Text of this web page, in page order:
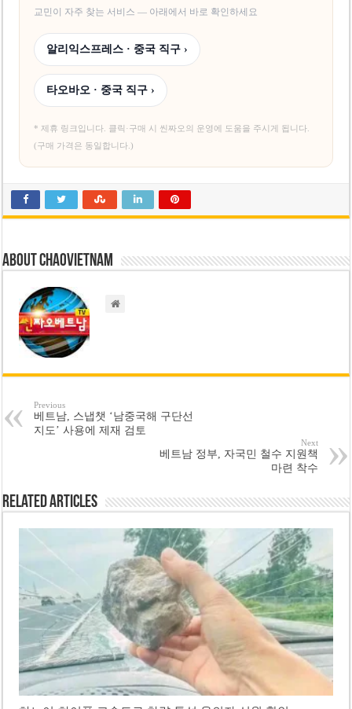
교민이 자주 찾는 서비스 — 아래에서 바로 확인하세요
알리익스프레스 · 중국 직구 ›
타오바오 · 중국 직구 ›
* 제휴 링크입니다. 클릭·구매 시 씬짜오의 운영에 도움을 주시게 됩니다.
(구매 가격은 동일합니다.)
About chaovietnam
Previous
베트남, 스냅챗 ‘남중국해 구단선
지도’ 사용에 제재 검토
Next
베트남 정부, 자국민 철수 지원책
마련 착수
Related Articles